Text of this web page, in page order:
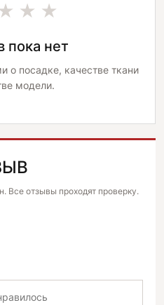
пока нет
о посадке, качестве ткани
модели.
Все отзывы проходят проверку.